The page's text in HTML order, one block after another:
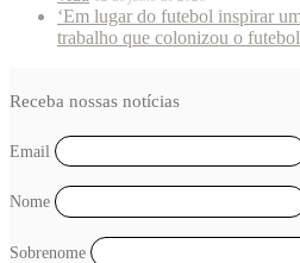
‘Em lugar do futebol inspirar
trabalho que colonizou o
Receba nossas notícias
Email
Nome
Sobrenome